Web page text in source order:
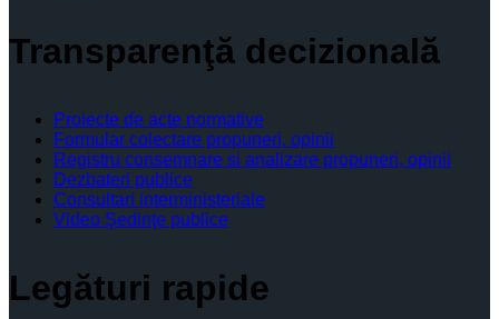
Transparenţă decizională
Proiecte de acte normative
Formular colectare propuneri, opinii
Registru consemnare si analizare propuneri, opinii
Dezbateri publice
Consultari interministeriale
Video Şedinţe publice
Legături rapide